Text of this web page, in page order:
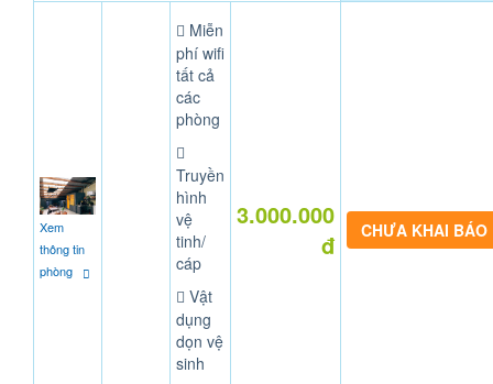
Xem
thông tin
phòng
Miễn
phí wifi
tất cả
các
phòng
Truyền
hình
vệ
tinh/
cáp
Vật
dụng
dọn vệ
sinh
3.000.000
đ
CHƯA KHAI BÁO